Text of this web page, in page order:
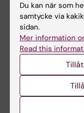
Tags
Hjärt-kärlsjukdomar
Uppdaterad av:
2023-
Dela
Du kan när som
samtycke via
sidan.
Mer information
Read this